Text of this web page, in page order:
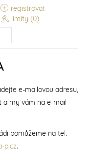
registrovat
limity (0)
e-mailovou adresu,
a my vám na e-mail
pomůžeme na tel.
p.cz.